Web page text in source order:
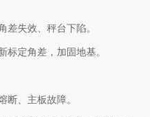
失效、秤台下陷。
定角差，加固地基。
、主板故障。